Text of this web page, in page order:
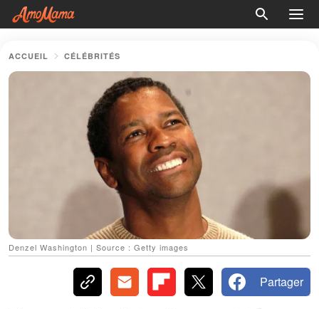
ACCUEIL CÉLÉBRITÉS
Denzel Washington | Source : Getty images
Partager